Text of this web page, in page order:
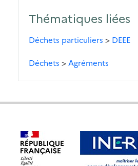
Thématiques liées
Déchets particuliers > DEEE
Déchets > Agréments